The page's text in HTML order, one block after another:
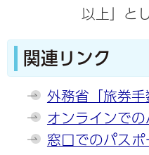
以上」と
関連リンク
外務省「旅券手
オンラインで
窓口でのパス